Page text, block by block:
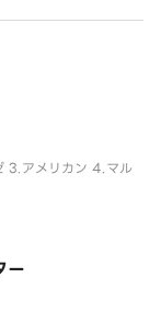
3.アメリカン 4.マル
ー